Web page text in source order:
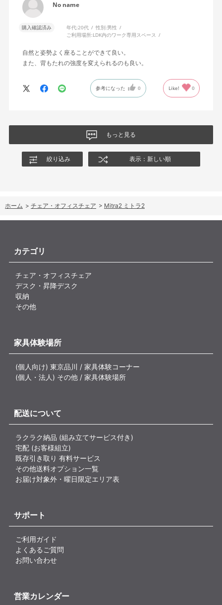
No name
購入確認済み 年代:20代 性別:男性
ご利用場所:LDK内のワーク専用スペース
自然と姿勢よく座ることができて良い。
また、背もたれの強度を変えられるのも良い。
参考になった 0 Like! 0
もっと見る
絞り込み 表示：新しい順
ホーム > チェア・オフィスチェア > Mitra2 ミトラ2
カテゴリ
チェア・オフィスチェア
デスク・昇降デスク
収納
その他
家具体験場所
(個人向け) 東京品川 / 家具体験コーナー
(個人・法人) その他 / 家具体験場所
配送について
ラクラク納品 (組み立てサービス付き)
宅配 (お客様組立)
既存引き取り 有料サービス
その他送料オプション一覧
お届け対象外・曜日限定エリア表
サポート
ご利用ガイド
よくあるご質問
お問い合わせ
営業カレンダー